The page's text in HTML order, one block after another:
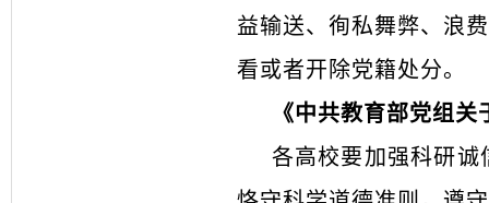
益输送、徇私舞弊、浪
看或者开除党籍处分。
《中共教育部党组
各高校要加强科研